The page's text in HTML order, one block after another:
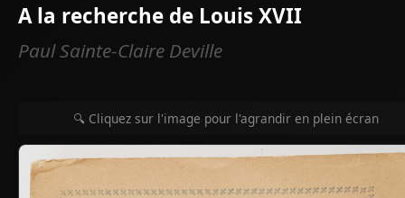
A la recherche de Louis XVII
Paul Sainte-Claire Deville
🔍 Cliquez sur l'image pour l'agrandir en plein écran